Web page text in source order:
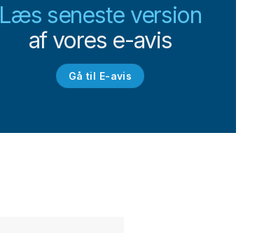
Læs seneste version
af vores e-avis
Gå til E-avis